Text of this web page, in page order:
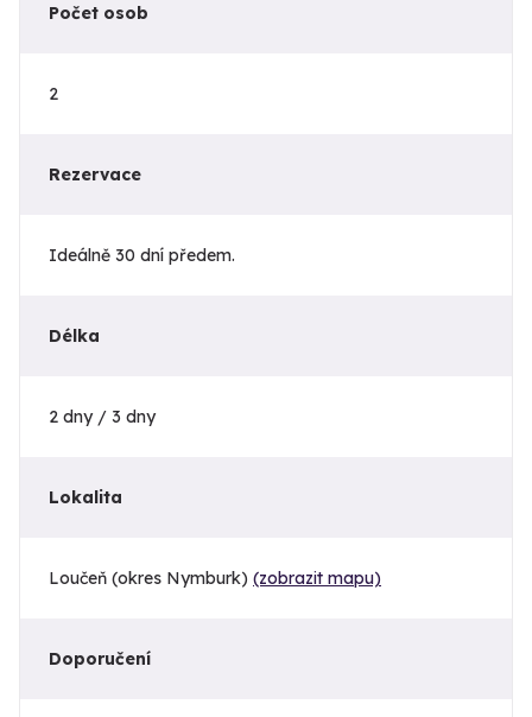
Počet osob
2
Rezervace
Ideálně 30 dní předem.
Délka
2 dny / 3 dny
Lokalita
Loučeň (okres Nymburk) (zobrazit mapu)
Doporučení